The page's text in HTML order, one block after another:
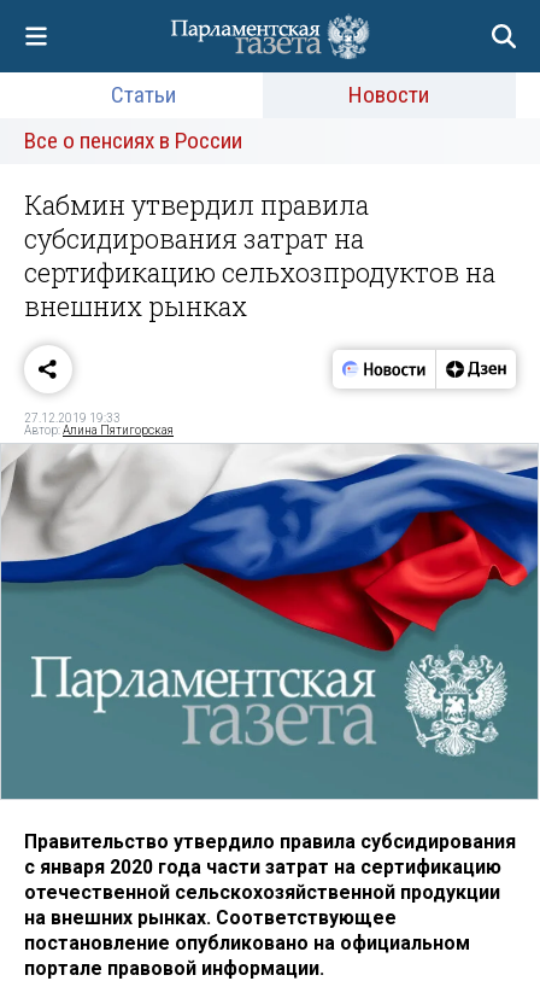
Статьи
Новости
Все о пенсиях в России
Кабмин утвердил правила
субсидирования затрат на
сертификацию сельхозпродуктов на
внешних рынках
27.12.2019 19:33
Автор:Алина Пятигорская
Правительство утвердило правила субсидирования
с января 2020 года части затрат на сертификацию
отечественной сельскохозяйственной продукции
на внешних рынках. Соответствующее
постановление опубликовано на официальном
портале правовой информации.